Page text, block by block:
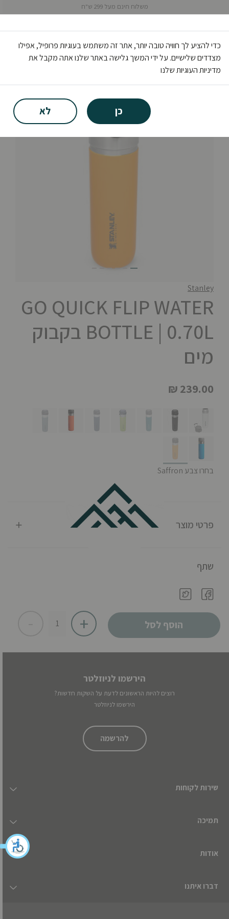
משלוח חינם מעל 299 ש"ח
בית מותגים Stanley
Stanley
GO QUICK FLIP WATER
BOTTLE | 0.70L בקבוק
מים
₪ 239.00
selected בחרו צבע Saffron
פרטי מוצר
שתף
הוסף לסל +
הירשמו לניוזלטר
רוצים להיות הראשונים לדעת על השקות חדשות?
הירשמו לניוזלטר
להרשמה
שירות לקוחות
תמיכה
אודות
דברו איתנו
כדי להציע לך חוויה טובה יותר, אתר זה משתמש בעוגיות פרופיל, אפילו
מצדדים שלישיים. על ידי המשך גלישה באתר שלנו אתה מקבל את
מדיניות העוגיות שלנו
כן לא